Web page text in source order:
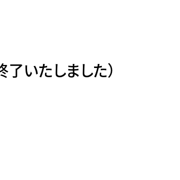
いたしました）